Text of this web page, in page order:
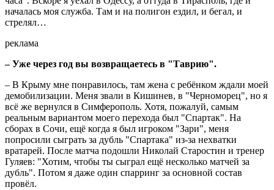
началась моя служба. Там и на полигон ездил, и бегал, и
стрелял…
реклама
– Уже через год вы возвращаетесь в "Таврию".
– В Крыму мне понравилось, там жена с ребёнком ждали моей
демобилизации. Меня звали в Кишинев, в "Черноморец", но я
всё же вернулся в Симферополь. Хотя, пожалуй, самым
реальным вариантом моего перехода был "Спартак". На
сборах в Сочи, ещё когда я был игроком "Зари", меня
попросили сыграть за дубль "Спартака" из-за нехватки
вратарей. После матча подошли Николай Старостин и тренер
Гуляев: "Хотим, чтобы ты сыграл ещё несколько матчей за
дубль". Потом я даже один спарринг за основной состав
провёл.